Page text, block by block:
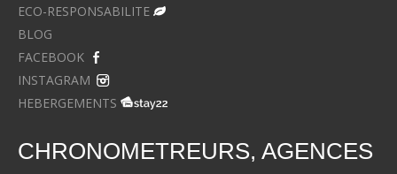
ECO-RESPONSABILITE
BLOG
FACEBOOK
INSTAGRAM
HEBERGEMENTS
CHRONOMETREURS, AGENCES